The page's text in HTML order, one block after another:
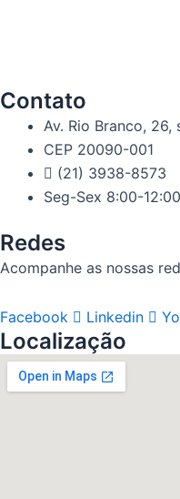
Contato
Av. Rio Branco, 26,
CEP 20090-001
(21) 3938-8573
Seg-Sex 8:00-12:00
Redes
Acompanhe as nossas
Facebook Linkedin
Localização